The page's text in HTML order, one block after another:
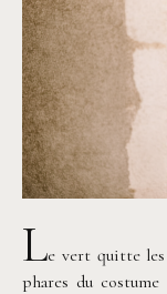
Le vert quitte les
phares du